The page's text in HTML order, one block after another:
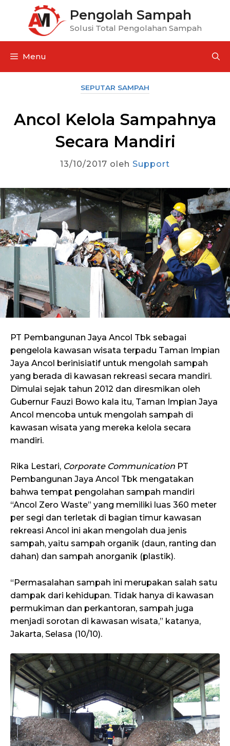
Pengolah Sampah
Solusi Total Pengolahan Sampah
Menu
SEPUTAR SAMPAH
Ancol Kelola Sampahnya
Secara Mandiri
13/10/2017 oleh Support
PT Pembangunan Jaya Ancol Tbk sebagai
pengelola kawasan wisata terpadu Taman Impian
Jaya Ancol berinisiatif untuk mengolah sampah
yang berada di kawasan rekreasi secara mandiri.
Dimulai sejak tahun 2012 dan diresmikan oleh
Gubernur Fauzi Bowo kala itu, Taman Impian Jaya
Ancol mencoba untuk mengolah sampah di
kawasan wisata yang mereka kelola secara
mandiri.
Rika Lestari, Corporate Communication PT
Pembangunan Jaya Ancol Tbk mengatakan
bahwa tempat pengolahan sampah mandiri
“Ancol Zero Waste” yang memiliki luas 360 meter
per segi dan terletak di bagian timur kawasan
rekreasi Ancol ini akan mengolah dua jenis
sampah, yaitu sampah organik (daun, ranting dan
dahan) dan sampah anorganik (plastik).
“Permasalahan sampah ini merupakan salah satu
dampak dari kehidupan. Tidak hanya di kawasan
permukiman dan perkantoran, sampah juga
menjadi sorotan di kawasan wisata,” katanya,
Jakarta, Selasa (10/10).